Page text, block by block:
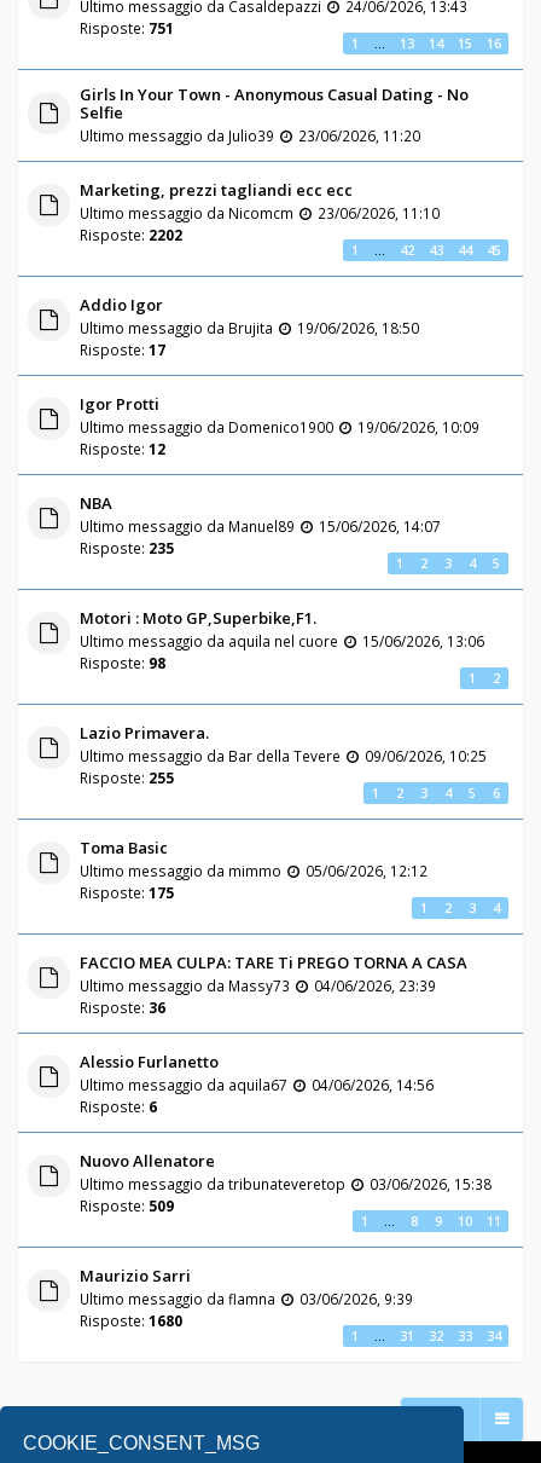
COOKIE_CONSENT_MSG
Ultimo messaggio da Casaldepazzi
24/06/2026, 13:43
Risposte: 751
1 13 14 15 16
Girls In Your Town - Anonymous Casual Dating - No
Selfie
Ultimo messaggio da Julio39 23/06/2026, 11:20
Marketing, prezzi tagliandi ecc ecc
Ultimo messaggio da Nicomcm
23/06/2026, 11:10
Risposte: 2202
1 42 43 44 45
Addio Igor
Ultimo messaggio da Brujita
19/06/2026, 18:50
Risposte: 17
Igor Protti
Ultimo messaggio da Domenico1900
19/06/2026, 10:09
Risposte: 12
NBA
Ultimo messaggio da Manuel89
15/06/2026, 14:07
Risposte: 235
1 2 3 4 5
Motori : Moto GP,Superbike,F1.
Ultimo messaggio da aquila nel cuore
15/06/2026, 13:06
Risposte: 98
1 2
Lazio Primavera.
Ultimo messaggio da Bar della Tevere
09/06/2026, 10:25
Risposte: 255
1 2 3 4 5 6
Toma Basic
Ultimo messaggio da mimmo
05/06/2026, 12:12
Risposte: 175
1 2 3 4
FACCIO MEA CULPA: TARE Ti PREGO TORNA A CASA
Ultimo messaggio da Massy73
04/06/2026, 23:39
Risposte: 36
Alessio Furlanetto
Ultimo messaggio da aquila67
04/06/2026, 14:56
Risposte: 6
Nuovo Allenatore
Ultimo messaggio da tribunateveretop
03/06/2026, 15:38
Risposte: 509
1 8 9 10 11
Maurizio Sarri
Ultimo messaggio da flamna
03/06/2026, 9:39
Risposte: 1680
1 31 32 33 34